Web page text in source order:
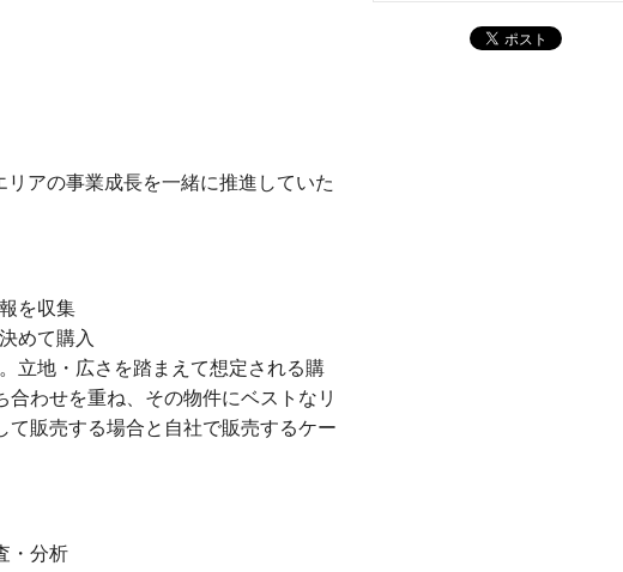
アの事業成長を一緒に推進していた
を収集
めて購入
立地・広さを踏まえて想定される購
わせを重ね、その物件にベストなリ
販売する場合と自社で販売するケー
・分析